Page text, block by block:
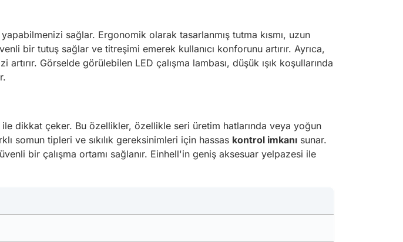
sağlar. Ergonomik olarak tasarlanmış tutma kısmı, uzun
bir tutuş sağlar ve titreşimi emerek kullanıcı konforunu artırır. Ayrıca,
Görselde görülebilen LED çalışma lambası, düşük ışık koşullarında
ile dikkat çeker. Bu özellikler, özellikle seri üretim hatlarında veya yoğun
somun tipleri ve sıkılık gereksinimleri için hassas kontrol imkanı sunar.
bir çalışma ortamı sağlanır. Einhell'in geniş aksesuar yelpazesi ile